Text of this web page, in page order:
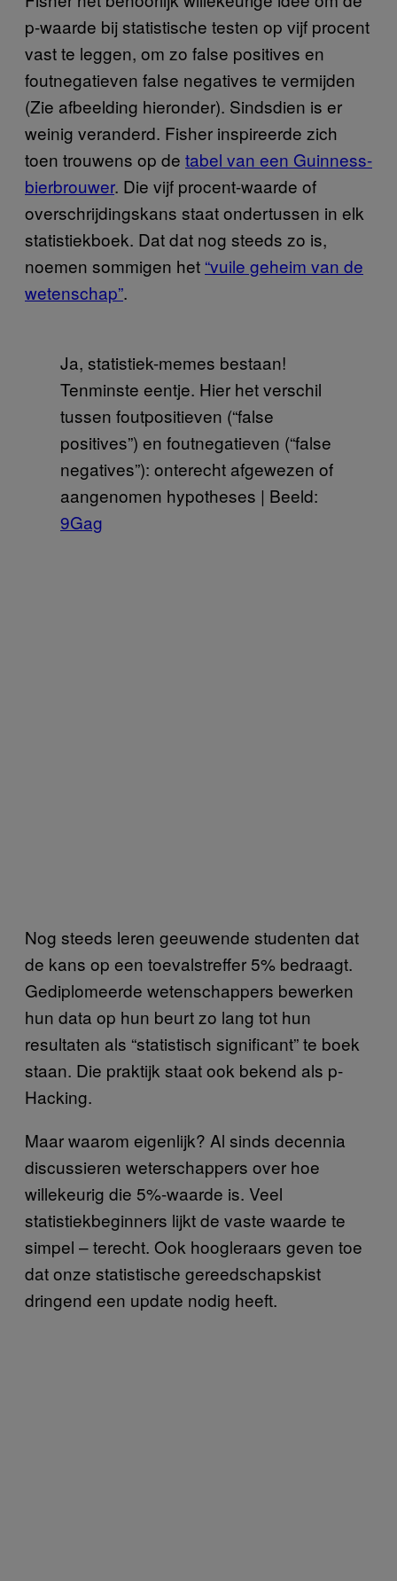
p-waarde bij statistische testen op vijf procent
vast te leggen, om zo false positives en
foutnegatieven false negatives te vermijden
(Zie afbeelding hieronder). Sindsdien is er
weinig veranderd. Fisher inspireerde zich
toen trouwens op de tabel van een Guinness-
bierbrouwer. Die vijf procent-waarde of
overschrijdingskans staat ondertussen in elk
statistiekboek. Dat dat nog steeds zo is,
noemen sommigen het “vuile geheim van de
wetenschap”.
Ja, statistiek-memes bestaan!
Tenminste eentje. Hier het verschil
tussen foutpositieven (“false
positives”) en foutnegatieven (“false
negatives”): onterecht afgewezen of
aangenomen hypotheses | Beeld:
9Gag
Nog steeds leren geeuwende studenten dat
de kans op een toevalstreffer 5% bedraagt.
Gediplomeerde wetenschappers bewerken
hun data op hun beurt zo lang tot hun
resultaten als “statistisch significant” te boek
staan. Die praktijk staat ook bekend als p-
Hacking.
Maar waarom eigenlijk? Al sinds decennia
discussieren weterschappers over hoe
willekeurig die 5%-waarde is. Veel
statistiekbeginners lijkt de vaste waarde te
simpel – terecht. Ook hoogleraars geven toe
dat onze statistische gereedschapskist
dringend een update nodig heeft.